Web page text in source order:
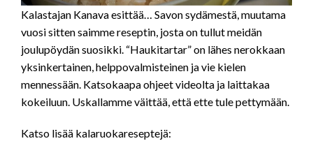
Kalastajan Kanava esittää… Savon sydämestä, muutama
vuosi sitten saimme reseptin, josta on tullut meidän
joulupöydän suosikki. “Haukitartar” on lähes nerokkaan
yksinkertainen, helppovalmisteinen ja vie kielen
mennessään. Katsokaapa ohjeet videolta ja laittakaa
kokeiluun. Uskallamme väittää, että ette tule pettymään.
Katso lisää kalaruokareseptejä: